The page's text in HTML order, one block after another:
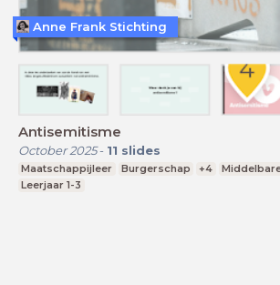
Antisemitisme
October 2025- 11 slides
Maatschappijleer Burgerschap +4
Leerjaar 1-3
Anne Frank Stichting